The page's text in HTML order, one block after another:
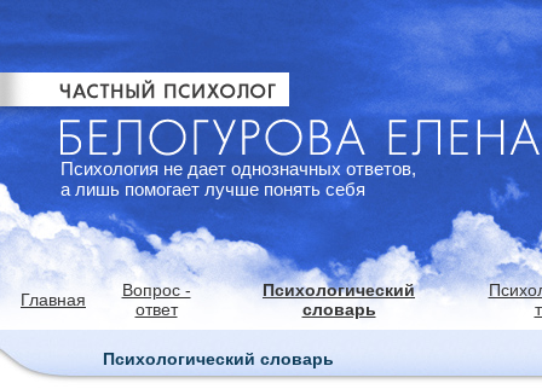
Психология не дает однозначных ответов,
а лишь помогает лучше понять себя
Главная
Вопрос -
ответ
Психологический
словарь
Психологический словарь